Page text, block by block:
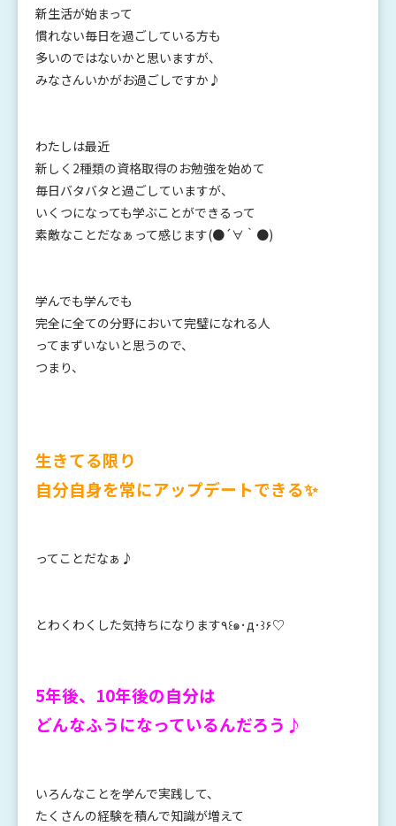
新生活が始まって
慣れない毎日を過ごしている方も
多いのではないかと思いますが、
みなさんいかがお過ごしですか♪
わたしは最近
新しく2種類の資格取得のお勉強を始めて
毎日バタバタと過ごしていますが、
いくつになっても学ぶことができるって
素敵なことだなぁって感じます(●´∀｀●)
学んでも学んでも
完全に全ての分野において完璧になれる人
ってまずいないと思うので、
つまり、
生きてる限り
自分自身を常にアップデートできる✨
ってことだなぁ♪
と わくわくした気持ちになります٩꒰๑･д･꒱۶♡
5年後、10年後の自分は
どんなふうになっているんだろう♪
いろんなことを学んで実践して、
たくさんの経験を積んで知識が増えて